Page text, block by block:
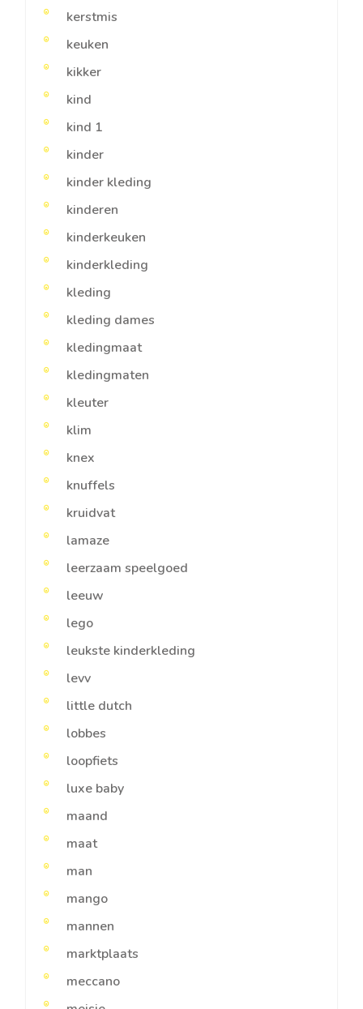
kerstmis
keuken
kikker
kind
kind 1
kinder
kinder kleding
kinderen
kinderkeuken
kinderkleding
kleding
kleding dames
kledingmaat
kledingmaten
kleuter
klim
knex
knuffels
kruidvat
lamaze
leerzaam speelgoed
leeuw
lego
leukste kinderkleding
levv
little dutch
lobbes
loopfiets
luxe baby
maand
maat
man
mango
mannen
marktplaats
meccano